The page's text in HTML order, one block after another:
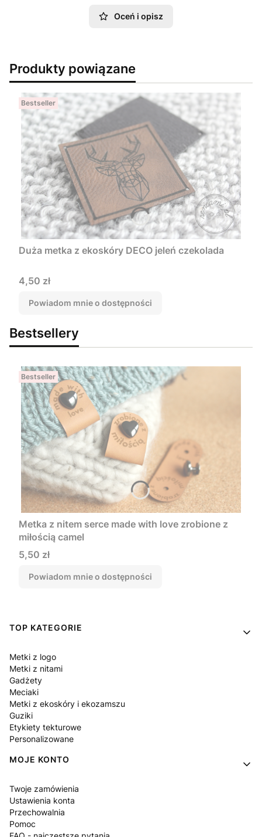
Oceń i opisz
Produkty powiązane
Bestseller
Duża metka z ekoskóry DECO jeleń czekolada
Cena
4,50 zł
Powiadom mnie o dostępności
Bestsellery
Bestseller
Metka z nitem serce made with love zrobione z
miłością camel
Cena
5,50 zł
Powiadom mnie o dostępności
Linki w stopce
TOP KATEGORIE
Metki z logo
Metki z nitami
Gadżety
Meciaki
Metki z ekoskóry i ekozamszu
Guziki
Etykiety tekturowe
Personalizowane
MOJE KONTO
Twoje zamówienia
Ustawienia konta
Przechowalnia
Pomoc